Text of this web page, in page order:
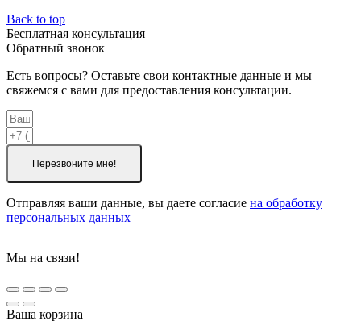
Back to top
Бесплатная консультация
Обратный звонок
Есть вопросы? Оставьте свои контактные данные и мы
свяжемся с вами для предоставления консультации.
Перезвоните мне!
Отправляя ваши данные, вы даете согласие на обработку
персональных данных
Мы на связи!
Ваша корзина